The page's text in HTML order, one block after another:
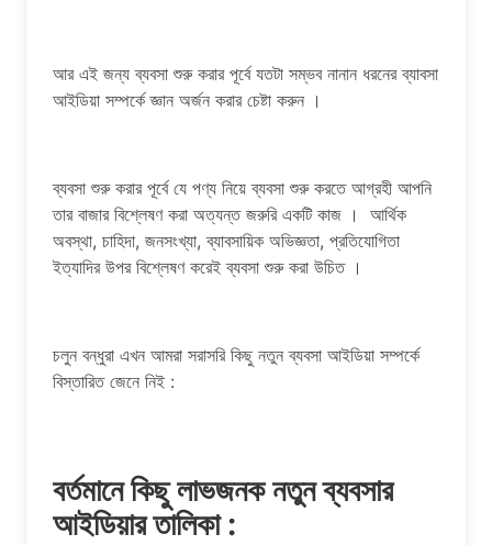
আর এই জন্য ব্যবসা শুরু করার পূর্বে যতটা সম্ভব নানান ধরনের ব্যাবসা
আইডিয়া সম্পর্কে জ্ঞান অর্জন করার চেষ্টা করুন ।
ব্যবসা শুরু করার পূর্বে যে পণ্য নিয়ে ব্যবসা শুরু করতে আগ্রহী আপনি
তার বাজার বিশ্লেষণ করা অত্যন্ত জরুরি একটি কাজ । আর্থিক
অবস্থা, চাহিদা, জনসংখ্যা, ব্যাবসায়িক অভিজ্ঞতা, প্রতিযোগিতা
ইত্যাদির উপর বিশ্লেষণ করেই ব্যবসা শুরু করা উচিত ।
চলুন বন্ধুরা এখন আমরা সরাসরি কিছু নতুন ব্যবসা আইডিয়া সম্পর্কে
বিস্তারিত জেনে নিই :
বর্তমানে কিছু লাভজনক নতুন ব্যবসার
আইডিয়ার তালিকা :